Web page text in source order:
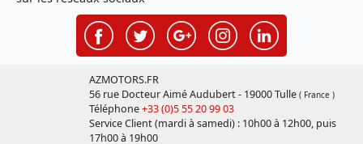
AZMOTORS.FR
56 rue Docteur Aimé Audubert - 19000 Tulle ( France )
Téléphone+33 (0)5 55 20 99 03
Service Client (mardi à samedi) : 10h00 à 12h00, puis
17h00 à 19h00